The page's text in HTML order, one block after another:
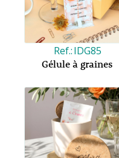
IDG85
Gélule à graines